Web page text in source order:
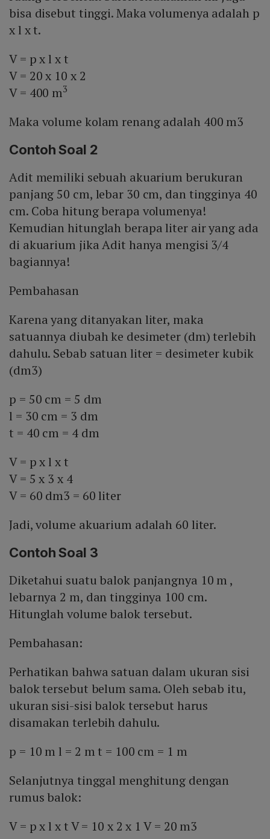
bisa disebut tinggi. Maka volumenya adalah p
x l x t.
V = p x l x t
V = 20 x 10 x 2
V = 400 m3
Maka volume kolam renang adalah 400 m3
Contoh Soal 2
Adit memiliki sebuah akuarium berukuran
panjang 50 cm, lebar 30 cm, dan tingginya 40
cm. Coba hitung berapa volumenya!
Kemudian hitunglah berapa liter air yang ada
di akuarium jika Adit hanya mengisi 3/4
bagiannya!
Pembahasan
Karena yang ditanyakan liter, maka
satuannya diubah ke desimeter (dm) terlebih
dahulu. Sebab satuan liter = desimeter kubik
(dm3)
p = 50 cm = 5 dm
l = 30 cm = 3 dm
t = 40 cm = 4 dm
V = p x l x t
V = 5 x 3 x 4
V = 60 dm3 = 60 liter
Jadi, volume akuarium adalah 60 liter.
Contoh Soal 3
Diketahui suatu balok panjangnya 10 m ,
lebarnya 2 m, dan tingginya 100 cm.
Hitunglah volume balok tersebut.
Pembahasan:
Perhatikan bahwa satuan dalam ukuran sisi
balok tersebut belum sama. Oleh sebab itu,
ukuran sisi-sisi balok tersebut harus
disamakan terlebih dahulu.
p = 10 m l = 2 m t = 100 cm = 1 m
Selanjutnya tinggal menghitung dengan
rumus balok:
V = p x l x t V = 10 x 2 x 1 V = 20 m3